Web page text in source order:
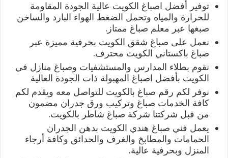
توفير أفضل اصباغ الكويت عالية الجودة المقاومة
للحرارة والمياه وتحمل الضغط الهواء البارد والساخن
صبغها عبر معلم صباغ ممتاز.
نعمل على صباغ شقق الكويت بحرفية مميزة عبر
صباغ باكستاني الكويت محترف.
نقوم بطلاء المدارس والمستشفيات وصباغ منازل في
الكويت بأفضل اصباغ المهبولة ذات الجودة العالية
نوفر لكم رقم صباغ بالكويت للتواصل معه ويقدم لكم
كافة الخدمات صباغ وتركيب ورق جدران مضمون
من قبل شركتنا شركة صباغ شاطر بالكويت.
يعمل فني صباغ هندي الكويت بدهن الجدران
الحمامات والمطابخ والغرف والحدائق وكافة أرجاء
المنزل وبحرفية عالية.